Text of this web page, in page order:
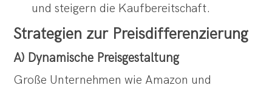
und steigern die Kaufbereitschaft.
Strategien zur Preisdifferenzierung
A) Dynamische Preisgestaltung
Große Unternehmen wie Amazon und